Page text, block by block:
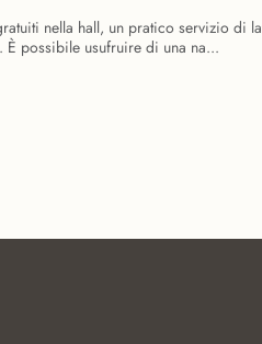
nella hall, un pratico servizio di
possibile usufruire di una na...